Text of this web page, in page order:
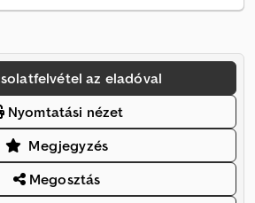
az eladóval
Nyomtatási nézet
Megjegyzés
Megosztás